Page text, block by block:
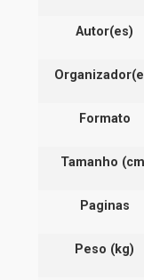
Autor(es)
Formato
Tamanho
Paginas
Peso (kg)